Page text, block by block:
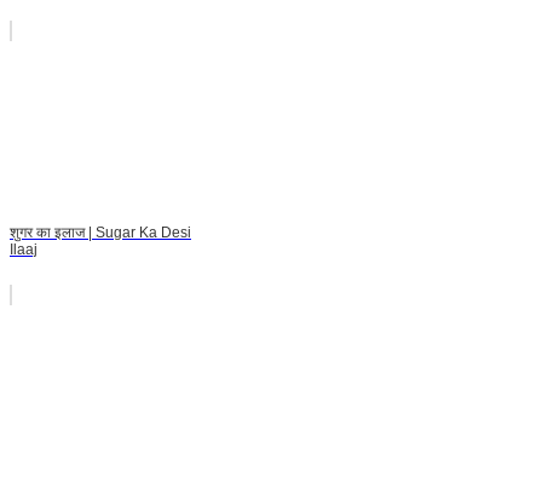
शुगर का इलाज | Sugar Ka Desi
Ilaaj